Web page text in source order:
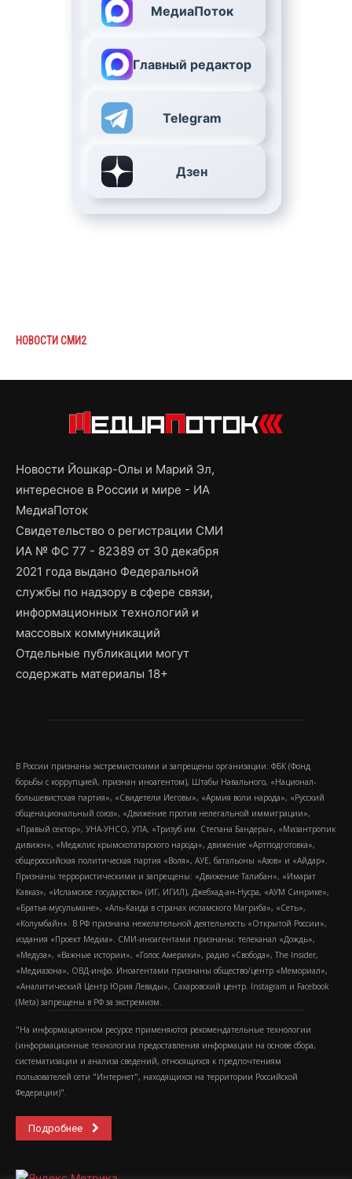
МедиаПоток
Главный редактор
Telegram
Дзен
НОВОСТИ СМИ2
Новости Йошкар-Олы и Марий Эл,
интересное в России и мире - ИА
МедиаПоток
Свидетельство о регистрации СМИ
ИА № ФС 77 - 82389 от 30 декабря
2021 года выдано Федеральной
службы по надзору в сфере связи,
информационных технологий и
массовых коммуникаций
Отдельные публикации могут
содержать материалы 18+
В России признаны экстремистскими и запрещены организации: ФБК (Фонд
борьбы с коррупцией, признан иноагентом), Штабы Навального, «Национал-
большевистская партия», «Свидетели Иеговы», «Армия воли народа», «Русский
общенациональный союз», «Движение против нелегальной иммиграции»,
«Правый сектор», УНА-УНСО, УПА, «Тризуб им. Степана Бандеры», «Мизантропик
дивижн», «Меджлис крымскотатарского народа», движение «Артподготовка»,
общероссийская политическая партия «Воля», АУЕ, батальоны «Азов» и «Айдар».
Признаны террористическими и запрещены: «Движение Талибан», «Имарат
Кавказ», «Исламское государство» (ИГ, ИГИЛ), Джебхад-ан-Нусра, «АУМ Синрике»,
«Братья-мусульмане», «Аль-Каида в странах исламского Магриба», «Сеть»,
«Колумбайн». В РФ признана нежелательной деятельность «Открытой России»,
издания «Проект Медиа». СМИ-иноагентами признаны: телеканал «Дождь»,
«Медуза», «Важные истории», «Голос Америки», радио «Свобода», The Insider,
«Медиазона», ОВД-инфо. Иноагентами признаны общество/центр «Мемориал»,
«Аналитический Центр Юрия Левады», Сахаровский центр. Instagram и Facebook
(Metа) запрещены в РФ за экстремизм.
"На информационном ресурсе применяются рекомендательные технологии
(информационные технологии предоставления информации на основе сбора,
систематизации и анализа сведений, относящихся к предпочтениям
пользователей сети "Интернет", находящихся на территории Российской
Федерации)".
Подробнее